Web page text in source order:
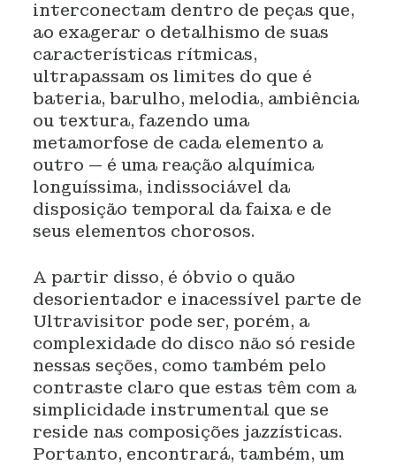
interconectam dentro de peças que,
ao exagerar o detalhismo de suas
características rítmicas,
ultrapassam os limites do que é
bateria, barulho, melodia, ambiência
ou textura, fazendo uma
metamorfose de cada elemento a
outro — é uma reação alquímica
longuíssima, indissociável da
disposição temporal da faixa e de
seus elementos chorosos.
A partir disso, é óbvio o quão
desorientador e inacessível parte de
Ultravisitor pode ser, porém, a
complexidade do disco não só reside
nessas seções, como também pelo
contraste claro que estas têm com a
simplicidade instrumental que se
reside nas composições jazzísticas.
Portanto, encontrará, também, um